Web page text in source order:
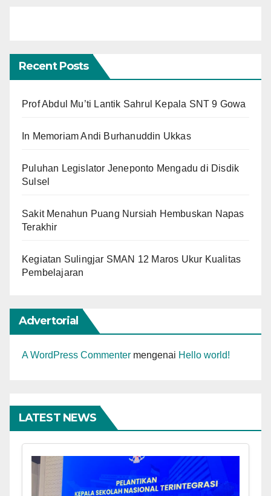
Recent Posts
Prof Abdul Mu’ti Lantik Sahrul Kepala SNT 9 Gowa
In Memoriam Andi Burhanuddin Ukkas
Puluhan Legislator Jeneponto Mengadu di Disdik
Sulsel
Sakit Menahun Puang Nursiah Hembuskan Napas
Terakhir
Kegiatan Sulingjar SMAN 12 Maros Ukur Kualitas
Pembelajaran
Advertorial
A WordPress Commenter mengenai Hello world!
LATEST NEWS